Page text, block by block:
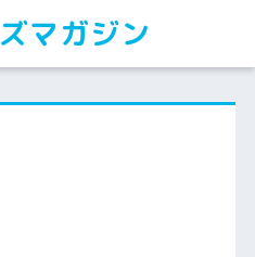
マガジン